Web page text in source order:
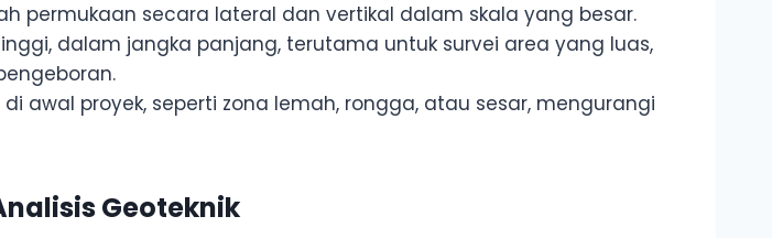
permukaan secara lateral dan vertikal dalam skala yang besar.
dalam jangka panjang, terutama untuk survei area yang luas,
awal proyek, seperti zona lemah, rongga, atau sesar, mengurangi
Geoteknik